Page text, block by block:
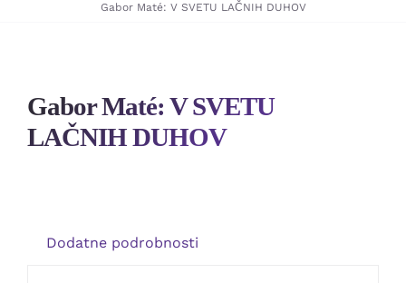
Napovedujemo
Ugodno
Gabor Maté: V SVETU LAČNIH DUHOV
Gabor Maté: V SVETU
LAČNIH DUHOV
Dodatne podrobnosti